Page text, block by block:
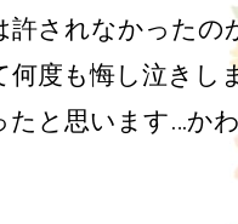
許されなかったの
何度も悔し泣きし
たと思います…か